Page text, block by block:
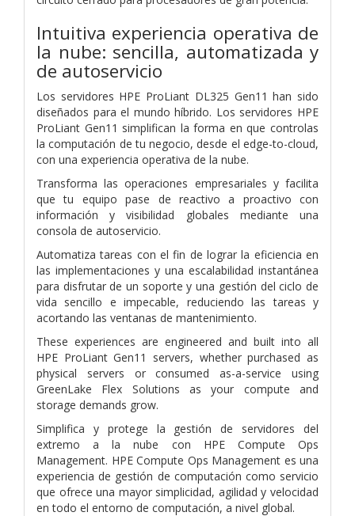
Intuitiva experiencia operativa de
la nube: sencilla, automatizada y
de autoservicio
Los servidores HPE ProLiant DL325 Gen11 han sido
diseñados para el mundo híbrido. Los servidores HPE
ProLiant Gen11 simplifican la forma en que controlas
la computación de tu negocio, desde el edge-to-cloud,
con una experiencia operativa de la nube.
Transforma las operaciones empresariales y facilita
que tu equipo pase de reactivo a proactivo con
información y visibilidad globales mediante una
consola de autoservicio.
Automatiza tareas con el fin de lograr la eficiencia en
las implementaciones y una escalabilidad instantánea
para disfrutar de un soporte y una gestión del ciclo de
vida sencillo e impecable, reduciendo las tareas y
acortando las ventanas de mantenimiento.
These experiences are engineered and built into all
HPE ProLiant Gen11 servers, whether purchased as
physical servers or consumed as-a-service using
GreenLake Flex Solutions as your compute and
storage demands grow.
Simplifica y protege la gestión de servidores del
extremo a la nube con HPE Compute Ops
Management. HPE Compute Ops Management es una
experiencia de gestión de computación como servicio
que ofrece una mayor simplicidad, agilidad y velocidad
en todo el entorno de computación, a nivel global.